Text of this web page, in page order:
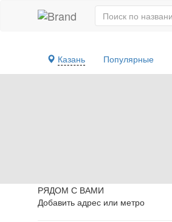
Казань Популярные
РЯДОМ С ВАМИ
Добавить адрес или метро